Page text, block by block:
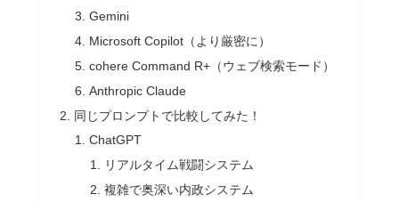
Gemini
Microsoft Copilot（より厳密に）
cohere Command R+（ウェブ検索モード）
Anthropic Claude
同じプロンプトで比較してみた！
ChatGPT
リアルタイム戦闘システム
複雑で奥深い内政システム